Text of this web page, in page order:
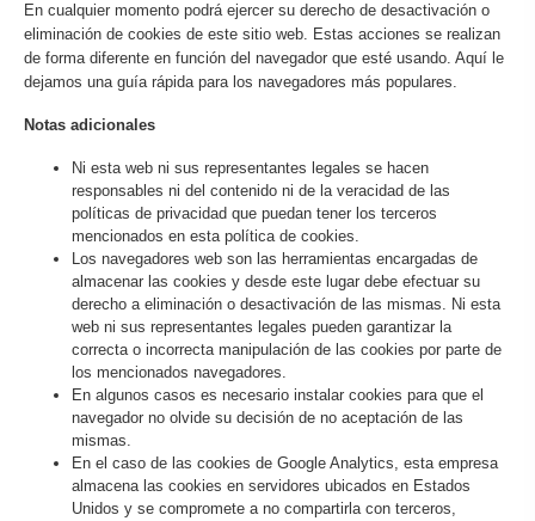
En cualquier momento podrá ejercer su derecho de desactivación o
eliminación de cookies de este sitio web. Estas acciones se realizan
de forma diferente en función del navegador que esté usando. Aquí le
dejamos una guía rápida para los navegadores más populares.
Notas adicionales
Ni esta web ni sus representantes legales se hacen
responsables ni del contenido ni de la veracidad de las
políticas de privacidad que puedan tener los terceros
mencionados en esta política de cookies.
Los navegadores web son las herramientas encargadas de
almacenar las cookies y desde este lugar debe efectuar su
derecho a eliminación o desactivación de las mismas. Ni esta
web ni sus representantes legales pueden garantizar la
correcta o incorrecta manipulación de las cookies por parte de
los mencionados navegadores.
En algunos casos es necesario instalar cookies para que el
navegador no olvide su decisión de no aceptación de las
mismas.
En el caso de las cookies de Google Analytics, esta empresa
almacena las cookies en servidores ubicados en Estados
Unidos y se compromete a no compartirla con terceros,